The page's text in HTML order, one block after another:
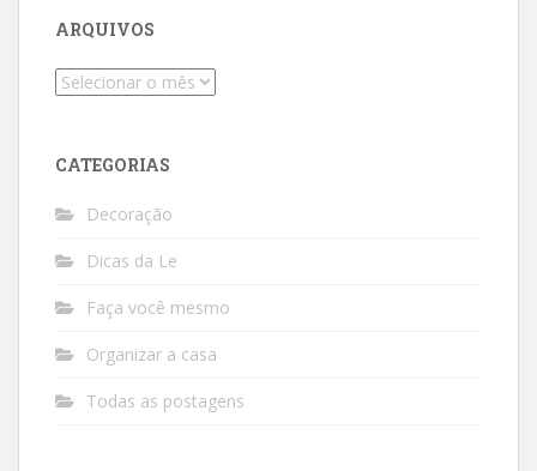
ARQUIVOS
Arquivos
CATEGORIAS
Decoração
Dicas da Le
Faça você mesmo
Organizar a casa
Todas as postagens